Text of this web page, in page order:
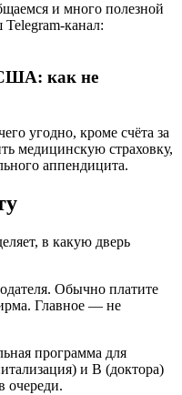
и много полезной
канал:
как не
угодно, кроме счёта за
медицинскую страховку,
аппендицита.
в какую дверь
Обычно платите
Главное — не
программа для
и B (доктора)
очереди.